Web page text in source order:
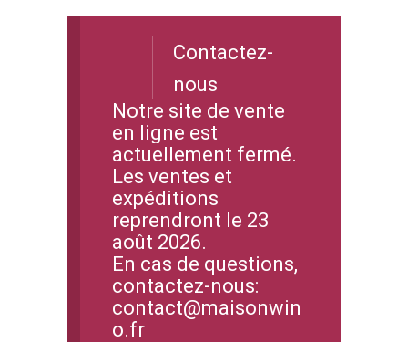
Contactez-
nous
Notre site de vente
en ligne est
actuellement fermé.
Les ventes et
expéditions
reprendront le 23
août 2026.
En cas de questions,
contactez-nous:
contact@maisonwin
o.fr